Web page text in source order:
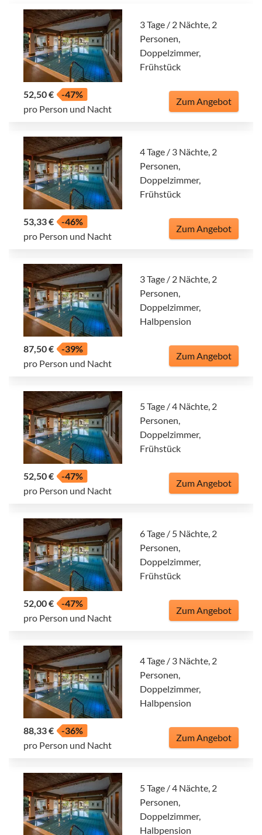
3 Tage / 2 Nächte, 2
Personen,
Doppelzimmer,
Frühstück
52,50 €
-47%
pro Person und Nacht
Zum Angebot
4 Tage / 3 Nächte, 2
Personen,
Doppelzimmer,
Frühstück
53,33 €
-46%
pro Person und Nacht
Zum Angebot
3 Tage / 2 Nächte, 2
Personen,
Doppelzimmer,
Halbpension
87,50 €
-39%
pro Person und Nacht
Zum Angebot
5 Tage / 4 Nächte, 2
Personen,
Doppelzimmer,
Frühstück
52,50 €
-47%
pro Person und Nacht
Zum Angebot
6 Tage / 5 Nächte, 2
Personen,
Doppelzimmer,
Frühstück
52,00 €
-47%
pro Person und Nacht
Zum Angebot
4 Tage / 3 Nächte, 2
Personen,
Doppelzimmer,
Halbpension
88,33 €
-36%
pro Person und Nacht
Zum Angebot
5 Tage / 4 Nächte, 2
Personen,
Doppelzimmer,
Halbpension